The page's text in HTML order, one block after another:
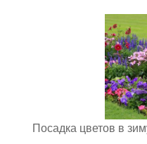
Посадка цветов в